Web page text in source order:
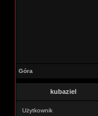
Góra
kubaziel
Użytkownik